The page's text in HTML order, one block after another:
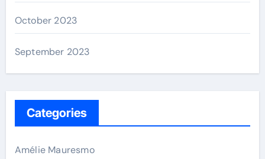
October 2023
September 2023
Categories
Amélie Mauresmo